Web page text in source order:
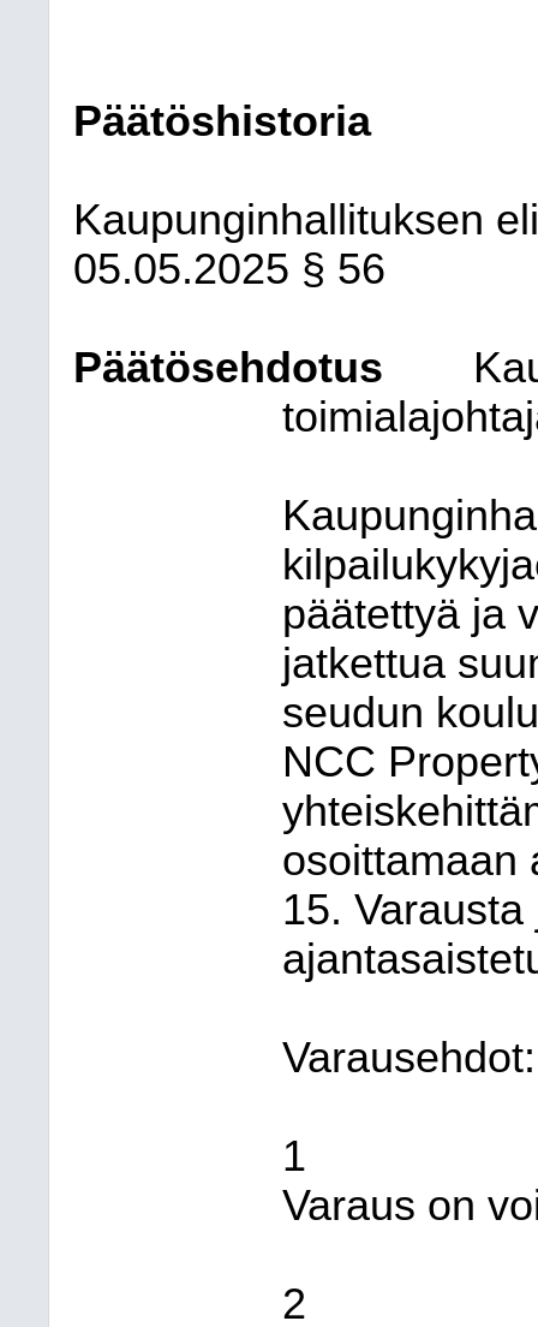
Päätöshistoria
Kaupunginhallituksen
05.05.2025 § 56
Päätösehdotus
päätettyä ja
jatkettua
seudun
NCC
osoittamaan
15.
Varausehdot:
1
Varaus on
2